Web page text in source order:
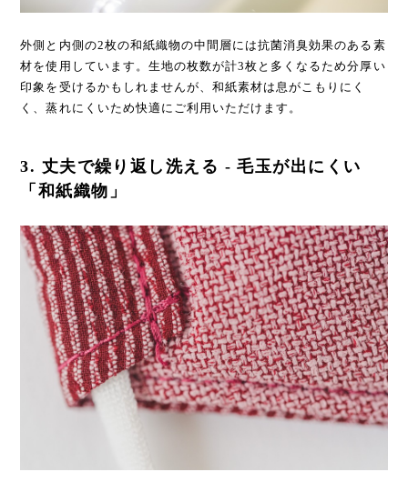
外側と内側の2枚の和紙織物の中間層には抗菌消臭効果のある素
材を使⽤しています。生地の枚数が計3枚と多くなるため分厚い
印象を受けるかもしれませんが、和紙素材は息がこもりにく
く、蒸れにくいため快適にご利⽤いただけます。
3. 丈夫で繰り返し洗える - 毛玉が出にくい
「和紙織物」